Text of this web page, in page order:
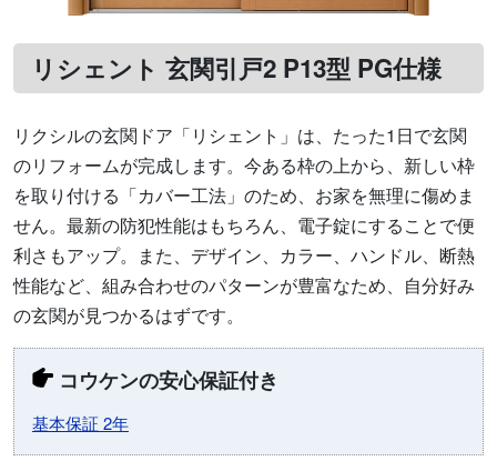
リシェント 玄関引戸2 P13型 PG仕様
リクシルの玄関ドア「リシェント」は、たった1日で玄関
のリフォームが完成します。今ある枠の上から、新しい枠
を取り付ける「カバー工法」のため、お家を無理に傷めま
せん。最新の防犯性能はもちろん、電子錠にすることで便
利さもアップ。また、デザイン、カラー、ハンドル、断熱
性能など、組み合わせのパターンが豊富なため、自分好み
の玄関が見つかるはずです。
コウケンの安心保証付き
基本保証 2年